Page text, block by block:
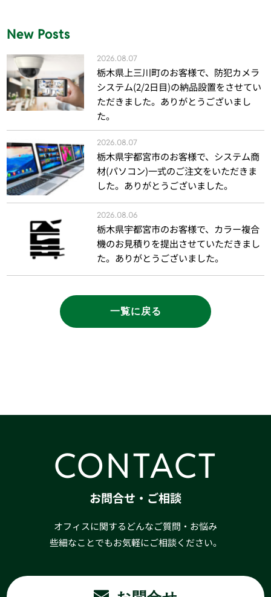
New Posts
2026.08.07
栃木県上三川町のお客様で、防犯カメラ
システム(2/2日目)の納品設置をさせてい
ただきました。ありがとうございまし
た。
2026.08.07
栃木県宇都宮市のお客様で、システム商
材(パソコン)一式のご注文をいただきま
した。ありがとうございました。
2026.08.06
栃木県宇都宮市のお客様で、カラー複合
機のお見積りを提出させていただきまし
た。ありがとうございました。
一覧に戻る
CONTACT
お問合せ・ご相談
オフィスに関するどんなご質問・お悩み
些細なことでもお気軽にご相談ください。